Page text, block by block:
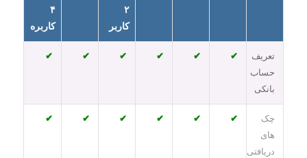
۲
کاربر
۴
کاربره
تعریف
حساب
بانکی
✔
✔
✔
✔
✔
✔
چک
های
دریافتی
✔
✔
✔
✔
✔
✔